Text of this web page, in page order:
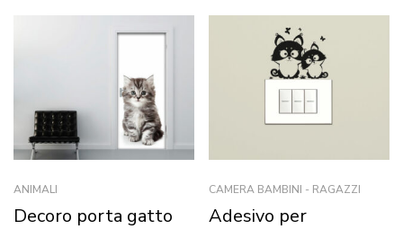
ANIMALI
Decoro porta gatto
CAMERA BAMBINI - RAGAZZI
Adesivo per